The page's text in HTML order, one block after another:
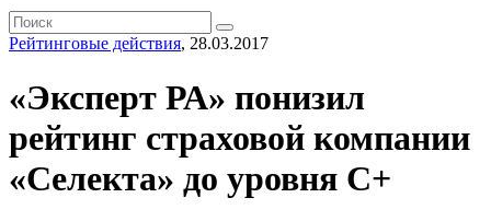
Рейтинговые действия, 28.03.2017
«Эксперт РА» понизил
рейтинг страховой компании
«Селекта» до уровня С+